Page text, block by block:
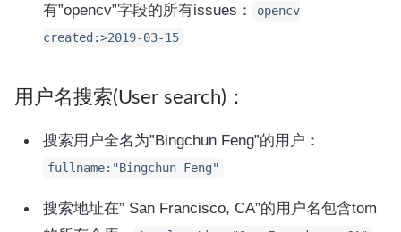
有”opencv”字段的所有issues：
opencv
created:>2019-03-15
用户名搜索(User search)：
搜索用户全名为”Bingchun Feng”的用户：
fullname:"Bingchun Feng"
搜索地址在” San Francisco, CA”的用户名包含tom